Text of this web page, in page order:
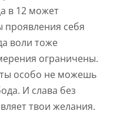
в 12 может
проявления себя
воли тоже
ограничены.
ты особо не можешь
И слава без
твои желания.